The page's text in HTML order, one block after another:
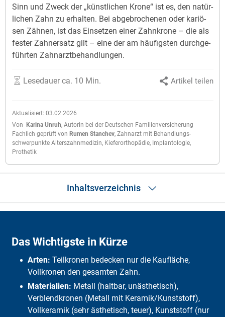
Sinn und Zweck der „künst­li­chen Kro­ne“ ist es, den na­tür­
li­chen Zahn zu er­hal­ten. Bei ab­ge­bro­che­nen oder ka­ri­ö­
sen Zäh­nen, ist das Ein­set­zen ei­ner Zahn­kro­ne – die als
fes­ter Zahn­er­satz gilt – ei­ne der am häu­figs­ten durch­ge­
führ­ten Zahn­arzt­be­hand­lun­gen.
Aktualisiert: 03.02.2026
Von
Karina Unruh, Autorin bei der Deutschen Familienversicherung
Fachlich geprüft von Rumen Stanchev, Zahnarzt mit Behandlungs­
schwerpunkte Alters­zahnmedizin, Kiefer­orthopädie, Implantologie,
Prothetik
Lesedauer ca. 10 Min. Artikel teilen
Inhaltsverzeichnis
Wann ist eine Zahnkrone nötig?
Mit welchen Kosten muss man rechnen?
Diese Arten von Zahnkronen gibt es
Vor- und Nachteile
Kurz erklärt
Was übernimmt die GKV?
Gibt es eine Härtefall-Regelung?
Das Wichtigste in Kürze
Arten: Teilkronen bedecken nur die Kaufläche,
Vollkronen den gesamten Zahn.
Materialien: Metall (haltbar, unästhetisch),
Verblendkronen (Metall mit Keramik/Kunststoff),
Vollkeramik (sehr ästhetisch, teuer), Kunststoff (nur